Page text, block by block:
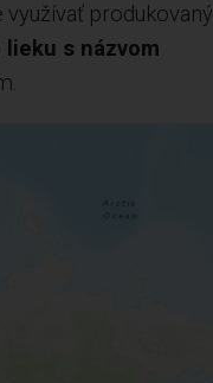
produkovaný
lieku s názvom